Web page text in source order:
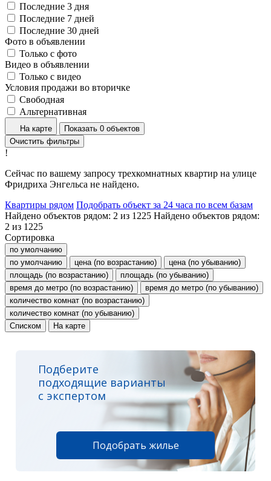
Последние 3 дня
Последние 7 дней
Последние 30 дней
Фото в объявлении
Только с фото
Видео в объявлении
Только с видео
Условия продажи во вторичке
Свободная
Альтернативная
На карте
Показать 0 объектов
Очистить фильтры
!
Сейчас по вашему запросу трехкомнатных квартир на улице
Фридриха Энгельса не найдено.
Квартиры рядом Подобрать объект за 24 часа по всем базам
Найдено объектов рядом: 2 из 1225 Найдено объектов рядом:
2 из 1225
Сортировка
по умолчанию
по умолчанию
цена (по возрастанию)
цена (по убыванию)
площадь (по возрастанию)
площадь (по убыванию)
время до метро (по возрастанию)
время до метро (по убыванию)
количество комнат (по возрастанию)
количество комнат (по убыванию)
Списком
На карте
Подберите
подходящие варианты
с экспертом
Подобрать жилье